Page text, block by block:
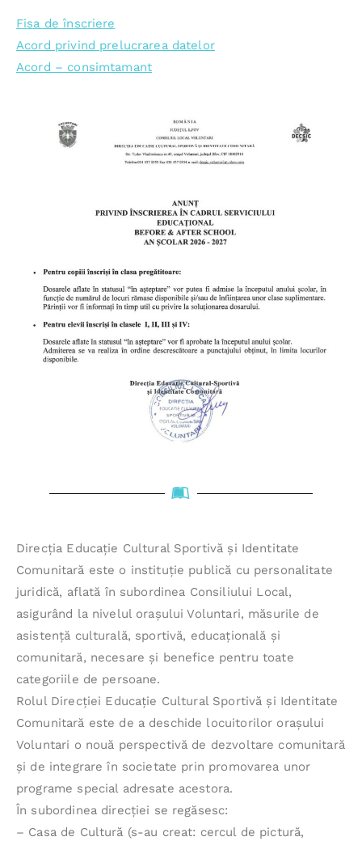
Fisa de înscriere
Acord privind prelucrarea datelor
Acord – consimtamant
Direcţia Educaţie Cultural Sportivă şi Identitate
Comunitară este o instituţie publică cu personalitate
juridică, aflată în subordinea Consiliului Local,
asigurând la nivelul oraşului Voluntari, măsurile de
asistență culturală, sportivă, educațională şi
comunitară, necesare şi benefice pentru toate
categoriile de persoane.
Rolul Direcţiei Educaţie Cultural Sportivă şi Identitate
Comunitară este de a deschide locuitorilor oraşului
Voluntari o nouă perspectivă de dezvoltare comunitară
şi de integrare în societate prin promovarea unor
programe special adresate acestora.
În subordinea direcţiei se regăsesc:
– Casa de Cultură (s-au creat: cercul de pictură,